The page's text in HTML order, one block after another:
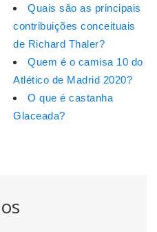
Quais são as principais
contribuições conceituais
de Richard Thaler?
Quem é o camisa 10 do
Atlético de Madrid 2020?
O que é castanha
Glaceada?